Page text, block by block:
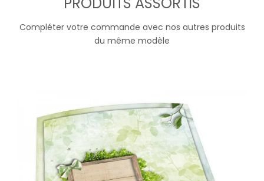
Compléter votre commande avec nos autres produits
du même modèle